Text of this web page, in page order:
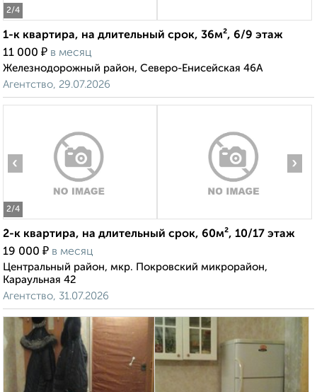
2/4
1-к квартира, на длительный срок, 36м², 6/9 этаж
11 000 ₽ в месяц
Железнодорожный район, Северо-Енисейская 46А
Агентство, 29.07.2026
2/4
‹ ›
2-к квартира, на длительный срок, 60м², 10/17 этаж
19 000 ₽ в месяц
Центральный район, мкр. Покровский микрорайон,
Караульная 42
Агентство, 31.07.2026